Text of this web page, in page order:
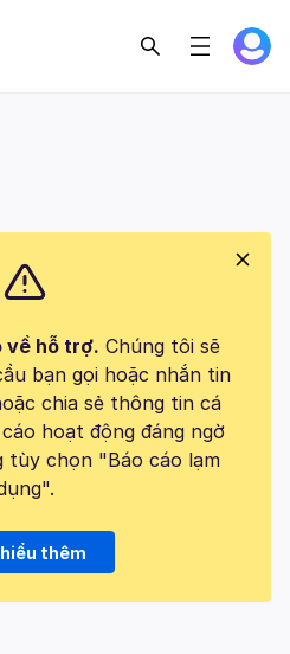
về hỗ trợ. Chúng tôi sẽ
bạn gọi hoặc nhắn tin
chia sẻ thông tin cá
hoạt động đáng ngờ
tùy chọn "Báo cáo lạm
thêm